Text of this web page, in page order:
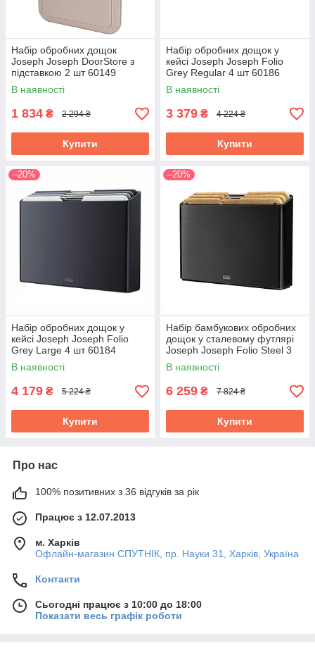
Набір обробних дощок
Joseph Joseph DoorStore з
підставкою 2 шт 60149
В наявності
1 834 ₴ 2 294 ₴
Купити
Набір обробних дощок у
кейсі Joseph Joseph Folio
Grey Regular 4 шт 60186
В наявності
3 379 ₴ 4 224 ₴
Купити
–20%
Набір обробних дощок у
кейсі Joseph Joseph Folio
Grey Large 4 шт 60184
В наявності
4 179 ₴ 5 224 ₴
Купити
–20%
Набір бамбукових обробних
дощок у сталевому футлярі
Joseph Joseph Folio Steel 3
шт 1000077
В наявності
6 259 ₴ 7 824 ₴
Купити
Про нас
100% позитивних з 36 відгуків за рік
Працює з 12.07.2013
м. Харків
Офлайн-магазин СПУТНІК, пр. Науки 31, Харків, Україна
Контакти
Сьогодні працює з 10:00 до 18:00
Показати весь графік роботи